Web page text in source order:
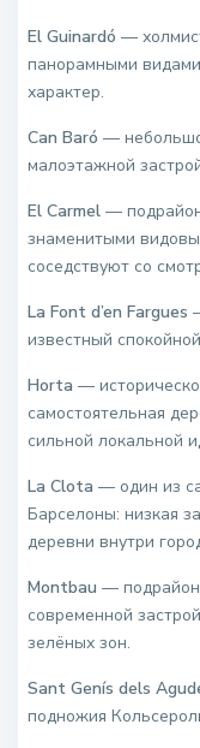
El Guinardó —
панорамными
характер.
Can Baró —
малоэтажной
El Carmel —
знаменитыми
соседствуют со
La Font d’en Fargues
известный
Horta —
самостоятельная
сильной локальной
La Clota — один из
Барселоны: низкая
деревни внутри
Montbau — подрайон
современной
зелёных зон.
Sant Genís dels
подножия